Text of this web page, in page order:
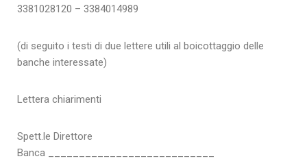
3381028120 – 3384014989
(di seguito i testi di due lettere utili al boicottaggio delle
banche interessate)
Lettera chiarimenti
Spett.le Direttore
Banca ___________________________